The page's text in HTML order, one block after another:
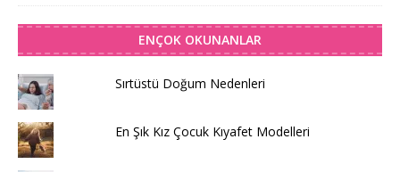
ENÇOK OKUNANLAR
Sırtüstü Doğum Nedenleri
En Şık Kız Çocuk Kıyafet Modelleri